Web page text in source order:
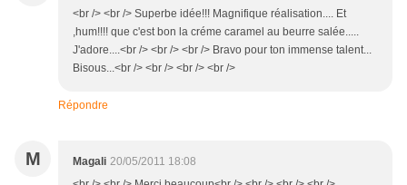
<br /> <br /> Superbe idée!!! Magnifique réalisation.... Et
,hum!!!! que c'est bon la créme caramel au beurre salée.....
J'adore....<br /> <br /> <br /> Bravo pour ton immense talent...
Bisous...<br /> <br /> <br /> <br />
Répondre
M Magali 20/05/2011 18:08